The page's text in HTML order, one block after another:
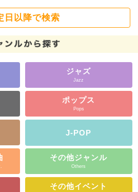
日以降で検索
ジャズ
Jazz
ポップス
Pops
J-POP
その他ジャンル
Others
その他イベント